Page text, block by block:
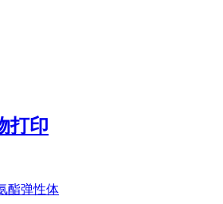
打印